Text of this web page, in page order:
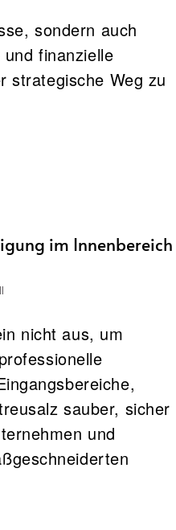
sondern auch
finanzielle
strategische Weg zu
im Innenbereich
nicht aus, um
sauber, sicher
und